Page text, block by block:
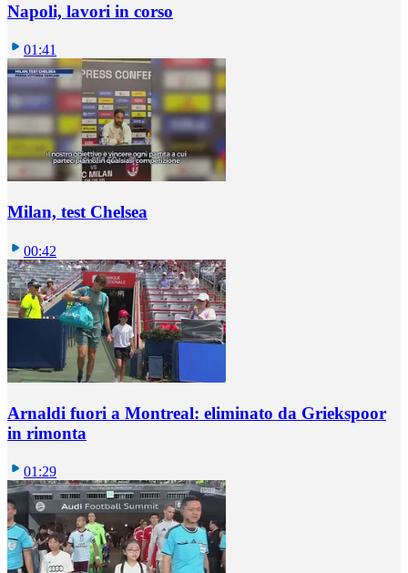
Napoli, lavori in corso
01:41
Milan, test Chelsea
00:42
Arnaldi fuori a Montreal: eliminato da Griekspoor
in rimonta
01:29